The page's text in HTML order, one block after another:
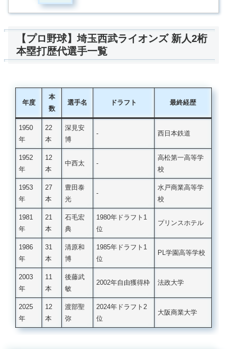
【プロ野球】埼玉西武ライオンズ 新人2桁
本塁打歴代選手一覧
年度
本
数
選手名 ドラフト 最終経歴
1950
年
22
本
深見安
博
‐ 西日本鉄道
1952
年
12
本
中西太 ‐
高松第一高等学
校
1953
年
27
本
豊田泰
光
‐
水戸商業高等学
校
1981
年
21
本
石毛宏
典
1980年ドラフト1
位
プリンスホテル
1986
年
31
本
清原和
博
1985年ドラフト1
位
PL学園高等学校
2003
年
11
本
後藤武
敏
2002年自由獲得枠 法政大学
2025
年
12
本
渡部聖
弥
2024年ドラフト2
位
大阪商業大学